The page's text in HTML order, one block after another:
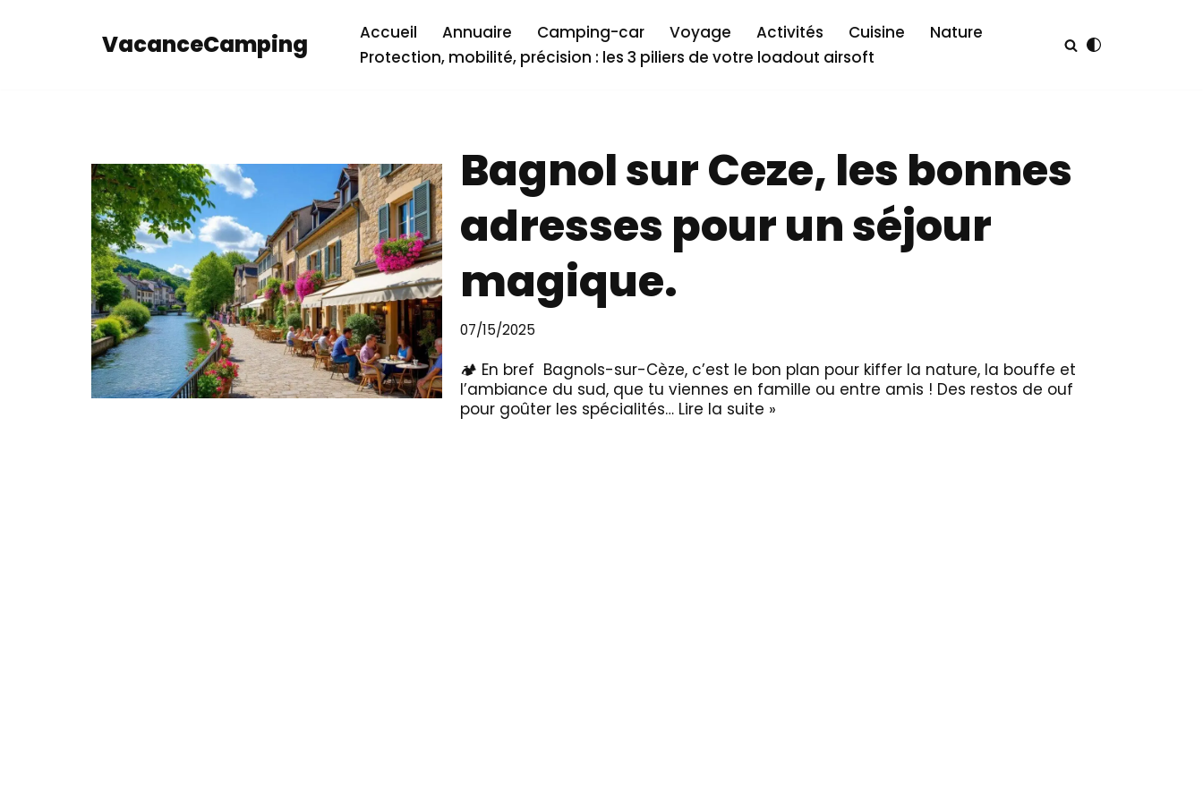
VacanceCamping Accueil Annuaire Camping-car Voyage Activités Cuisine
Nature
Protection, mobilité, précision : les 3 piliers de votre loadout airsoft
Bagnol sur Ceze, les bonnes
adresses pour un séjour
magique.
07/15/2025
🏕️ En bref Bagnols-sur-Cèze, c’est le bon plan pour kiffer la nature, la bouffe et
l’ambiance du sud, que tu viennes en famille ou entre amis ! Des restos de ouf
pour goûter les spécialités… Lire la suite »